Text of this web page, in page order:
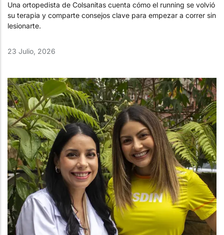
Una ortopedista de Colsanitas cuenta cómo el running se volvió
su terapia y comparte consejos clave para empezar a correr sin
lesionarte.
23 Julio, 2026